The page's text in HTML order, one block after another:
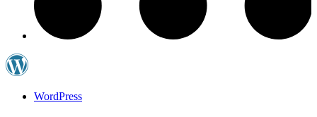
WordPress